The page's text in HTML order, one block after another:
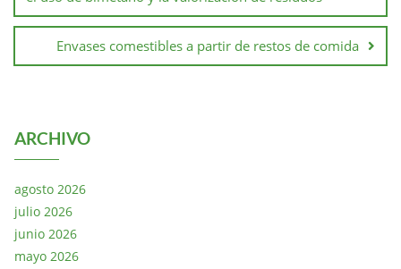
Envases comestibles a partir de restos de comida
ARCHIVO
agosto 2026
julio 2026
junio 2026
mayo 2026